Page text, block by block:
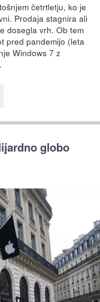
četrtletju, ko je
Prodaja stagnira ali
dosegla vrh. Ob tem
pred pandemijo (leta
Windows 7 z
globo